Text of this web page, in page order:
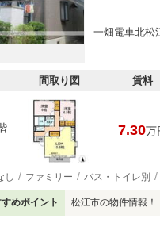
一畑電車北松
間取り図 賃料
7.30万
し ファミリー バス・トイレ別
めポイント 松江市の物件情報！